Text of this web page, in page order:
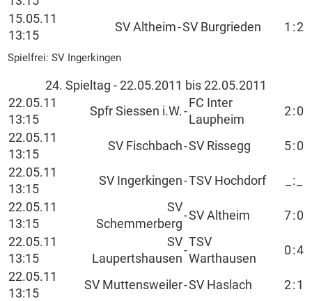
15.05.11
13:15
SV Altheim-SV Burgrieden 1 :2
Spielfrei: SV Ingerkingen
24. Spieltag - 22.05.2011 bis 22.05.2011
22.05.11
13:15
Spfr Siessen i.W.-
FC Inter
Laupheim
2: 0
22.05.11
13:15
SV Fischbach-SV Rissegg 5: 0
22.05.11
13:15
SV Ingerkingen-TSV Hochdorf :
22.05.11
13:15
SV
Schemmerberg
-SV Altheim 7: 0
22.05.11
13:15
SV
Laupertshausen
-
TSV
Warthausen
0 :4
22.05.11
13:15
SV Muttensweiler-SV Haslach 2: 1